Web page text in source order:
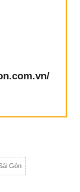
Gòn